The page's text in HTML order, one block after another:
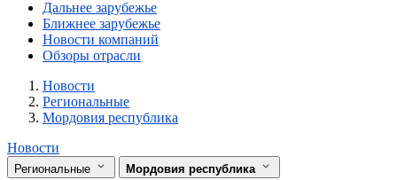
Дальнее зарубежье
Ближнее зарубежье
Новости компаний
Обзоры отрасли
Новости
Разделы
Новости
Региональные
Мордовия республика
Новости
Региональные Мордовия республика